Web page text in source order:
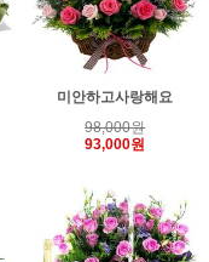
미안하고사랑해요
98,000원
93,000원